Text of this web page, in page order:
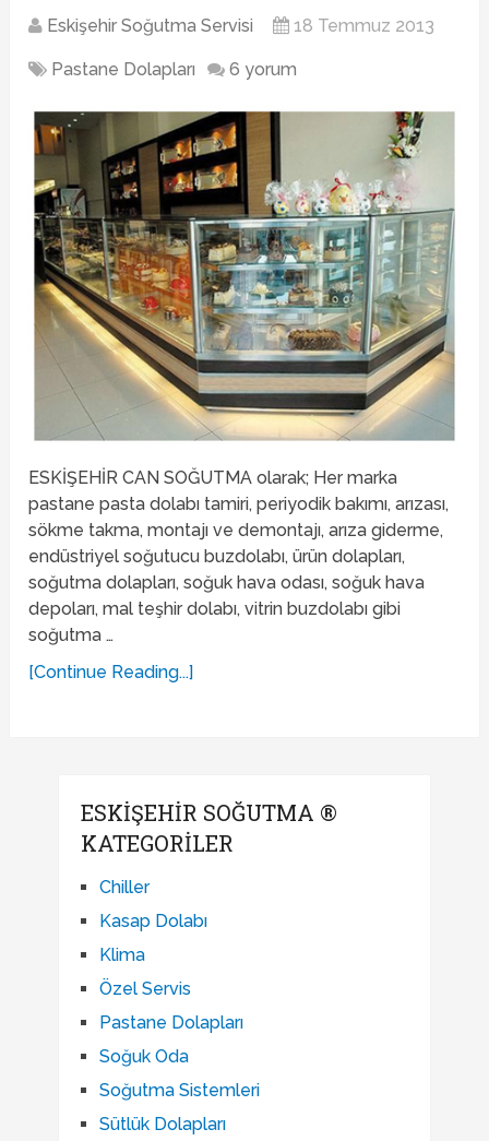
Eskişehir Soğutma Servisi 18 Temmuz 2013
Pastane Dolapları 6 yorum
ESKİŞEHİR CAN SOĞUTMA olarak; Her marka
pastane pasta dolabı tamiri, periyodik bakımı, arızası,
sökme takma, montajı ve demontajı, arıza giderme,
endüstriyel soğutucu buzdolabı, ürün dolapları,
soğutma dolapları, soğuk hava odası, soğuk hava
depoları, mal teşhir dolabı, vitrin buzdolabı gibi
soğutma …
[Continue Reading...]
ESKIŞEHIR SOĞUTMA ®
KATEGORILER
Chiller
Kasap Dolabı
Klima
Özel Servis
Pastane Dolapları
Soğuk Oda
Soğutma Sistemleri
Sütlük Dolapları